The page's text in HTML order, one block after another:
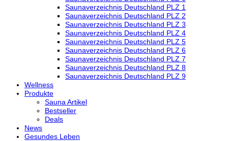
Saunaverzeichnis Deutschland PLZ 1
Saunaverzeichnis Deutschland PLZ 2
Saunaverzeichnis Deutschland PLZ 3
Saunaverzeichnis Deutschland PLZ 4
Saunaverzeichnis Deutschland PLZ 5
Saunaverzeichnis Deutschland PLZ 6
Saunaverzeichnis Deutschland PLZ 7
Saunaverzeichnis Deutschland PLZ 8
Saunaverzeichnis Deutschland PLZ 9
Wellness
Produkte
Sauna Artikel
Bestseller
Deals
News
Gesundes Leben